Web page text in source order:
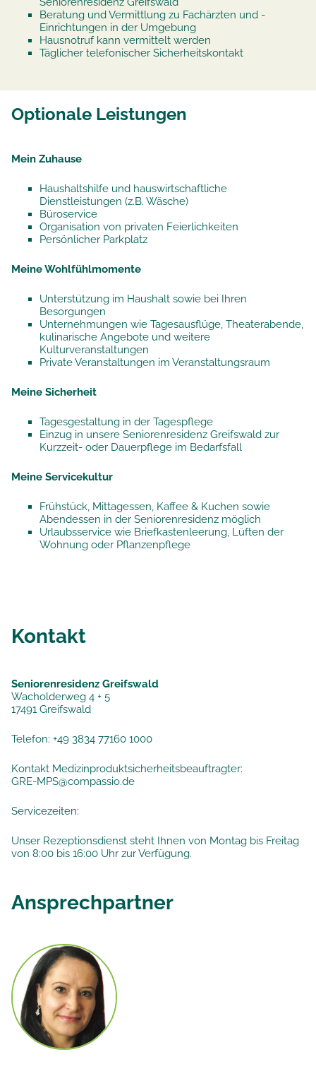
Beratung und Vermittlung zu Fachärzten und -
Einrichtungen in der Umgebung
Hausnotruf kann vermittelt werden
Täglicher telefonischer Sicherheitskontakt
Optionale Leistungen
Mein Zuhause
Haushaltshilfe und hauswirtschaftliche
Dienstleistungen (z.B. Wäsche)
Büroservice
Organisation von privaten Feierlichkeiten
Persönlicher Parkplatz
Meine Wohlfühlmomente
Unterstützung im Haushalt sowie bei Ihren
Besorgungen
Unternehmungen wie Tagesausflüge, Theaterabende,
kulinarische Angebote und weitere
Kulturveranstaltungen
Private Veranstaltungen im Veranstaltungsraum
Meine Sicherheit
Tagesgestaltung in der Tagespflege
Einzug in unsere Seniorenresidenz Greifswald zur
Kurzzeit- oder Dauerpflege im Bedarfsfall
Meine Servicekultur
Frühstück, Mittagessen, Kaffee & Kuchen sowie
Abendessen in der Seniorenresidenz möglich
Urlaubsservice wie Briefkastenleerung, Lüften der
Wohnung oder Pflanzenpflege
Kontakt
Seniorenresidenz Greifswald
Wacholderweg 4 + 5
17491 Greifswald
Telefon: +49 3834 77160 1000
Kontakt Medizinproduktsicherheitsbeauftragter:
GRE-MPS@compassio.de
Servicezeiten:
Unser Rezeptionsdienst steht Ihnen von Montag bis Freitag
von 8:00 bis 16:00 Uhr zur Verfügung.
Ansprechpartner